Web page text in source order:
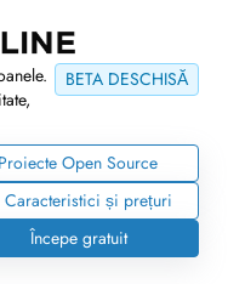
BETA DESCHISĂ
Proiecte Open Source
Caracteristici și prețuri
Începe gratuit